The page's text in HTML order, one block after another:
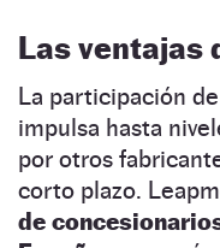
Las ventajas
La participación de
impulsa hasta
por otros
corto plazo.
de